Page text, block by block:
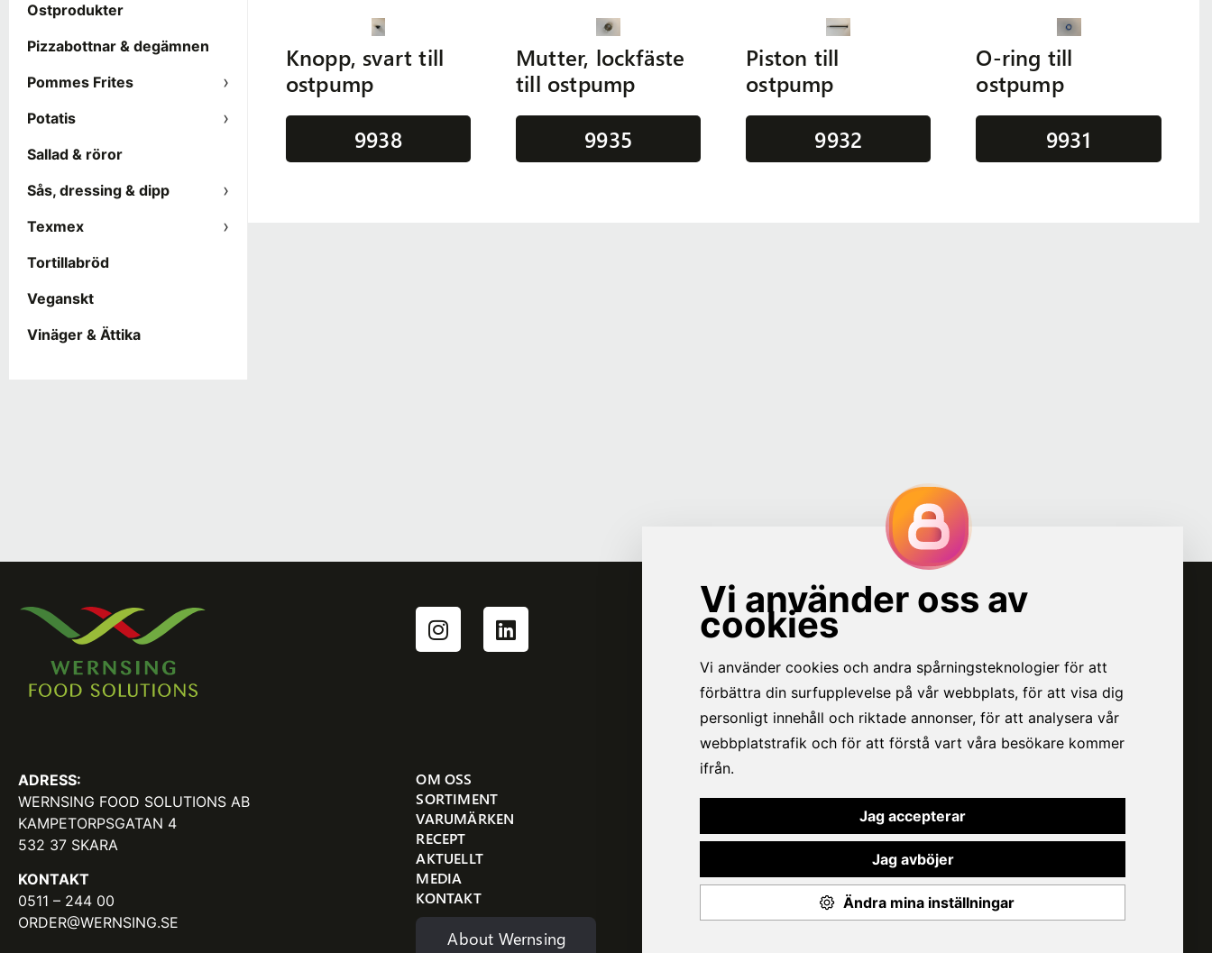
Ostprodukter
Pizzabottnar & degämnen
Pommes Frites
Potatis
Sallad & röror
Sås, dressing & dipp
Texmex
Tortillabröd
Veganskt
Vinäger & Ättika
Knopp, svart till
ostpump
9938
Mutter, lockfäste
till ostpump
9935
Piston till
ostpump
9932
O-ring till
ostpump
9931
ADRESS:
WERNSING FOOD SOLUTIONS AB
KAMPETORPSGATAN 4
532 37 SKARA
KONTAKT
0511 – 244 00
ORDER@WERNSING.SE
OM OSS
SORTIMENT
VARUMÄRKEN
RECEPT
AKTUELLT
MEDIA
KONTAKT
About Wernsing
VÄTTERNPOTATIS
VARBERGSKÖKET
WERNSING FOOD FAMILY